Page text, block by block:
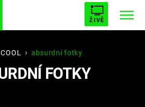
ŽIVĚ
BUFFY, PŘEMOŽITELKA UPÍRŮ
AVENGERS 5
absurdní fotky
FOTKY